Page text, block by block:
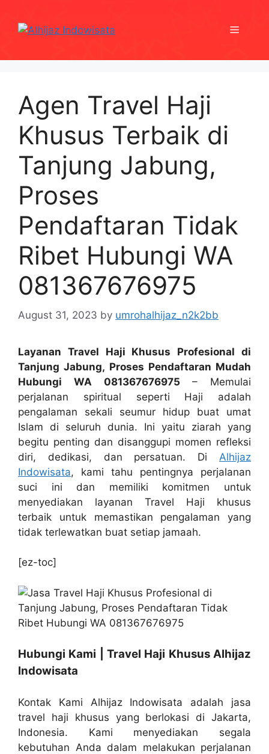
content
Menu
Agen Travel Haji
Khusus Terbaik di
Tanjung Jabung,
Proses
Pendaftaran Tidak
Ribet Hubungi WA
081367676975
August 31, 2023 by umrohalhijaz_n2k2bb
Layanan Travel Haji Khusus Profesional di
Tanjung Jabung, Proses Pendaftaran Mudah
Hubungi WA 081367676975 – Memulai
perjalanan spiritual seperti Haji adalah
pengalaman sekali seumur hidup buat umat
Islam di seluruh dunia. Ini yaitu ziarah yang
begitu penting dan disanggupi momen refleksi
diri, dedikasi, dan persatuan. Di Alhijaz
Indowisata, kami tahu pentingnya perjalanan
suci ini dan memiliki komitmen untuk
menyediakan layanan Travel Haji khusus
terbaik untuk memastikan pengalaman yang
tidak terlewatkan buat setiap jamaah.
[ez-toc]
Hubungi Kami | Travel Haji Khusus Alhijaz
Indowisata
Kontak Kami Alhijaz Indowisata adalah jasa
travel haji khusus yang berlokasi di Jakarta,
Indonesia. Kami menyediakan segala
kebutuhan Anda dalam melakukan perjalanan